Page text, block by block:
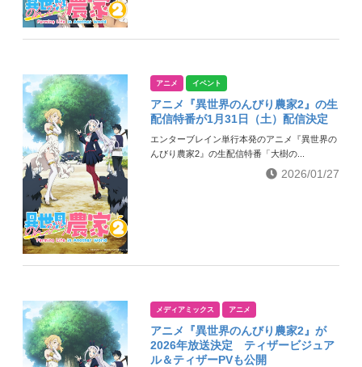
アニメ イベント
アニメ『異世界のんびり農家2』の生
配信特番が1月31日（土）配信決定
エンターブレイン単行本発のアニメ『異世界の
んびり農家2』の生配信特番「大樹の...
2026/01/27
メディアミックス アニメ
アニメ『異世界のんびり農家2』が
2026年放送決定 ティザービジュア
ル＆ティザーPVも公開